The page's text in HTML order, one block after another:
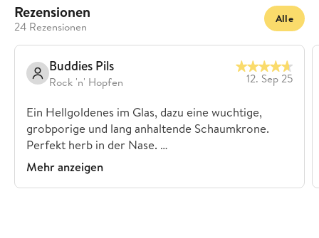
Rezensionen
24 Rezensionen
Alle
Buddies Pils
Rock 'n' Hopfen 12. Sep 25
Ein Hellgoldenes im Glas, dazu eine wuchtige,
grobporige und lang anhaltende Schaumkrone.
Perfekt herb in der Nase. …
Mehr anzeigen